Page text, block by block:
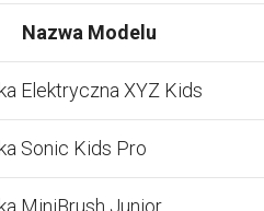
Nazwa Modelu
Elektryczna XYZ Kids
Sonic Kids Pro
MiniBrush Junior